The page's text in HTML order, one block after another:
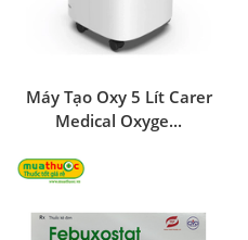
Máy Tạo Oxy 5 Lít Carer
Medical Oxyge...